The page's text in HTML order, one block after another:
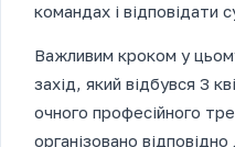
командах і відповідати
Важливим кроком у
захід, який відбувся 3
очного професійного
організовано